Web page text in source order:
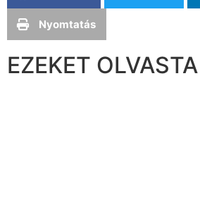
Nyomtatás
EZEKET